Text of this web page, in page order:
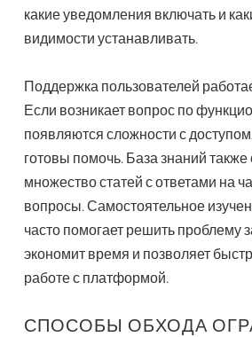
какие уведомления включать и
видимости устанавливать.
Поддержка пользователей
Если возникает вопрос по
появляются сложности с
готовы помочь. База знаний
множество статей с ответами на
вопросы. Самостоятельное
часто помогает решить проблему
экономит время и позволяет
работе с платформой.
СПОСОБЫ ОБХОДА